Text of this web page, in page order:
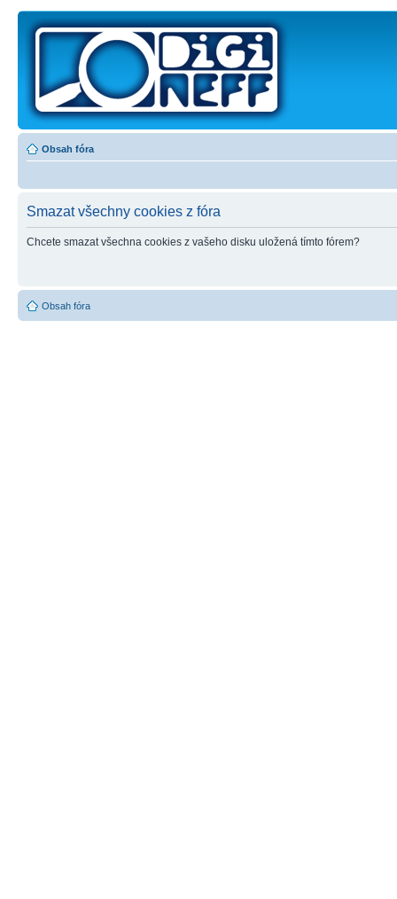
Obsah fóra
Smazat všechny cookies z fóra
Chcete smazat všechna cookies z vašeho disku uložená tímto fórem?
Obsah fóra